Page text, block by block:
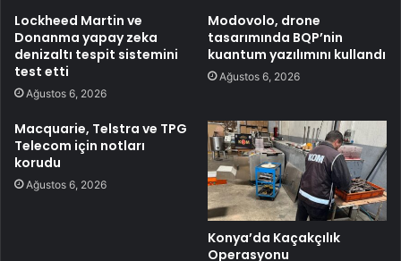
Lockheed Martin ve
Donanma yapay zeka
denizaltı tespit sistemini
test etti
Ağustos 6, 2026
Modovolo, drone
tasarımında BQP’nin
kuantum yazılımını kullandı
Ağustos 6, 2026
Macquarie, Telstra ve TPG
Telecom için notları
korudu
Ağustos 6, 2026
Konya’da Kaçakçılık
Operasyonu